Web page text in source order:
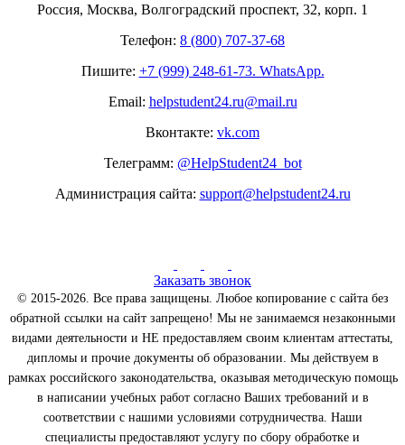
Россия, Москва, Волгоградский проспект, 32, корп. 1
Телефон: 8 (800) 707-37-68
Пишите: +7 (999) 248-61-73. WhatsApp.
Email: helpstudent24.ru@mail.ru
Вконтакте: vk.com
Телеграмм: @HelpStudent24_bot
Администрация сайта: support@helpstudent24.ru
Заказать звонок
© 2015-2026. Все права защищены. Любое копирование с сайта без
обратной ссылки на сайт запрещено! Мы не занимаемся незаконными
видами деятельности и НЕ предоставляем своим клиентам аттестаты,
дипломы и прочие документы об образовании. Мы действуем в
рамках российского законодательства, оказывая методическую помощь
в написании учебных работ согласно Ваших требований и в
соответствии с нашими условиями сотрудничества. Наши
специалисты предоставляют услугу по сбору обработке и